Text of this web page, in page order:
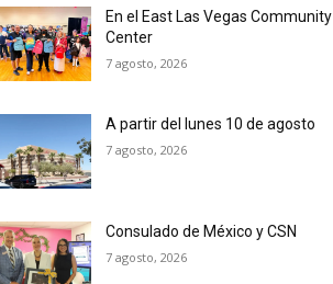
En el East Las Vegas Community
Center
7 agosto, 2026
A partir del lunes 10 de agosto
7 agosto, 2026
Consulado de México y CSN
7 agosto, 2026